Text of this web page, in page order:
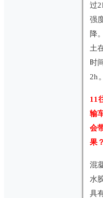
过
强
降
土
时
2h。
11
输
会
果？
混
水
具